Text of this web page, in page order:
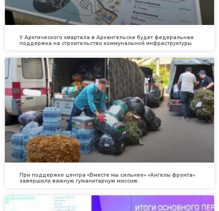
У Арктического квартала в Архангельске будет федеральная
поддержка на строительство коммунальной инфраструктуры
При поддержке центра «Вместе мы сильнее» «Ангелы фронта»
завершили важную гуманитарную миссию